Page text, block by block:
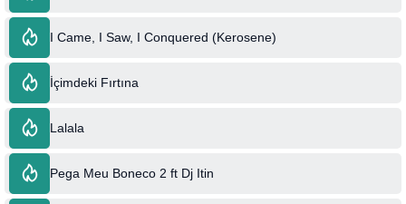
I Came, I Saw, I Conquered (Kerosene)
İçimdeki Fırtına
Lalala
Pega Meu Boneco 2 ft Dj Itin